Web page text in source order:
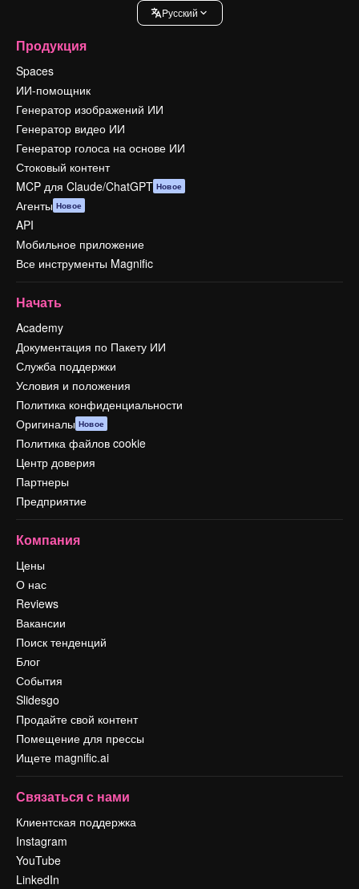
Pусский
Продукция
Spaces
ИИ-помощник
Генератор изображений ИИ
Генератор видео ИИ
Генератор голоса на основе ИИ
Стоковый контент
MCP для Claude/ChatGPT Новое
Агенты Новое
API
Мобильное приложение
Все инструменты Magnific
Начать
Academy
Документация по Пакету ИИ
Служба поддержки
Условия и положения
Политика конфиденциальности
Оригиналы Новое
Политика файлов cookie
Центр доверия
Партнеры
Предприятие
Компания
Цены
О нас
Reviews
Вакансии
Поиск тенденций
Блог
События
Slidesgo
Продайте свой контент
Помещение для прессы
Ищете magnific.ai
Связаться с нами
Клиентская поддержка
Instagram
YouTube
LinkedIn